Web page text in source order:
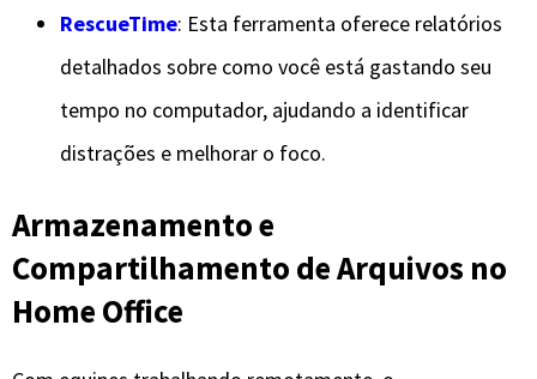
RescueTime: Esta ferramenta oferece relatórios
detalhados sobre como você está gastando seu
tempo no computador, ajudando a identificar
distrações e melhorar o foco.
Armazenamento e
Compartilhamento de Arquivos no
Home Office